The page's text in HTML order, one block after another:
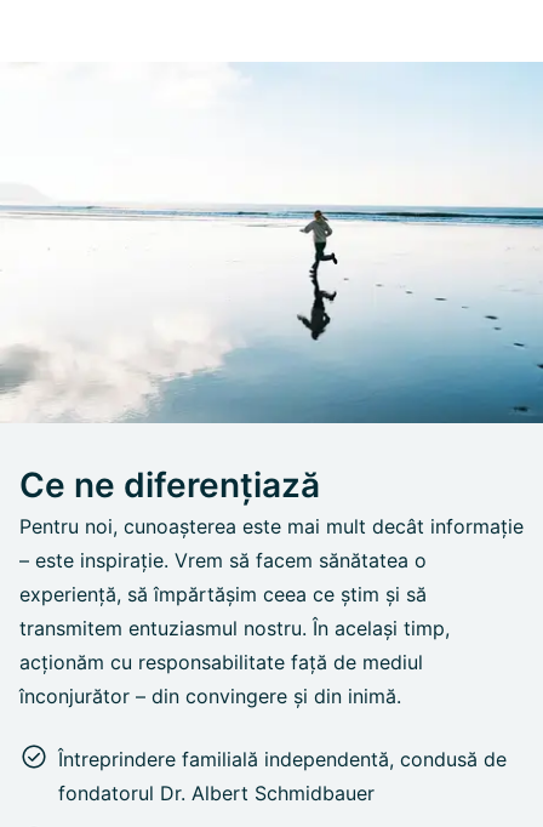
Ce ne diferențiază
Pentru noi, cunoașterea este mai mult decât informație
– este inspirație. Vrem să facem sănătatea o
experiență, să împărtășim ceea ce știm și să
transmitem entuziasmul nostru. În același timp,
acționăm cu responsabilitate față de mediul
înconjurător – din convingere și din inimă.
Întreprindere familială independentă, condusă de
fondatorul Dr. Albert Schmidbauer